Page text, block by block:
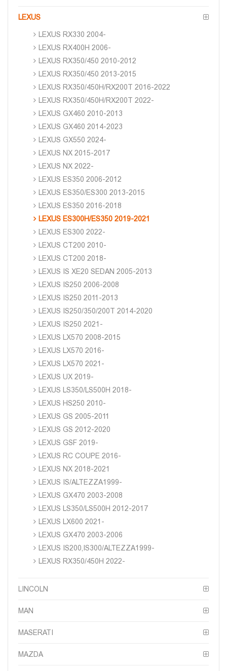
LEXUS
LEXUS RX330 2004-
LEXUS RX400H 2006-
LEXUS RX350/450 2010-2012
LEXUS RX350/450 2013-2015
LEXUS RX350/450H/RX200T 2016-2022
LEXUS RX350/450H/RX200T 2022-
LEXUS GX460 2010-2013
LEXUS GX460 2014-2023
LEXUS GX550 2024-
LEXUS NX 2015-2017
LEXUS NX 2022-
LEXUS ES350 2006-2012
LEXUS ES350/ES300 2013-2015
LEXUS ES350 2016-2018
LEXUS ES300H/ES350 2019-2021
LEXUS ES300 2022-
LEXUS CT200 2010-
LEXUS CT200 2018-
LEXUS IS XE20 SEDAN 2005-2013
LEXUS IS250 2006-2008
LEXUS IS250 2011-2013
LEXUS IS250/350/200T 2014-2020
LEXUS IS250 2021-
LEXUS LX570 2008-2015
LEXUS LX570 2016-
LEXUS LX570 2021-
LEXUS UX 2019-
LEXUS LS350/LS500H 2018-
LEXUS HS250 2010-
LEXUS GS 2005-2011
LEXUS GS 2012-2020
LEXUS GSF 2019-
LEXUS RC COUPE 2016-
LEXUS NX 2018-2021
LEXUS IS/ALTEZZA1999-
LEXUS GX470 2003-2008
LEXUS LS350/LS500H 2012-2017
LEXUS LX600 2021-
LEXUS GX470 2003-2006
LEXUS IS200,IS300/ALTEZZA1999-
LEXUS RX350/450H 2022-
LINCOLN
MAN
MASERATI
MAZDA